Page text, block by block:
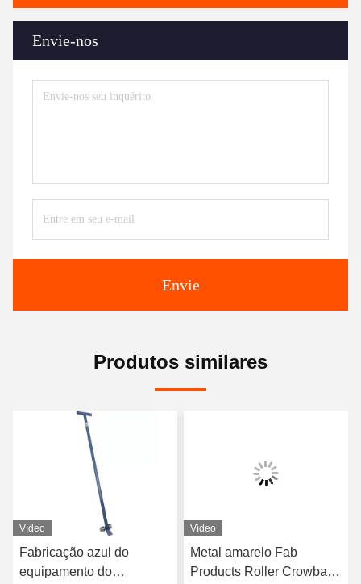
Envie-nos
Envie
Produtos similares
Vídeo
Fabricação azul do
equipamento do
Vídeo
Metal amarelo Fab
Products Roller Crowbar